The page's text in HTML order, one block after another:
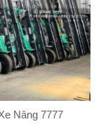
Nâng 7777